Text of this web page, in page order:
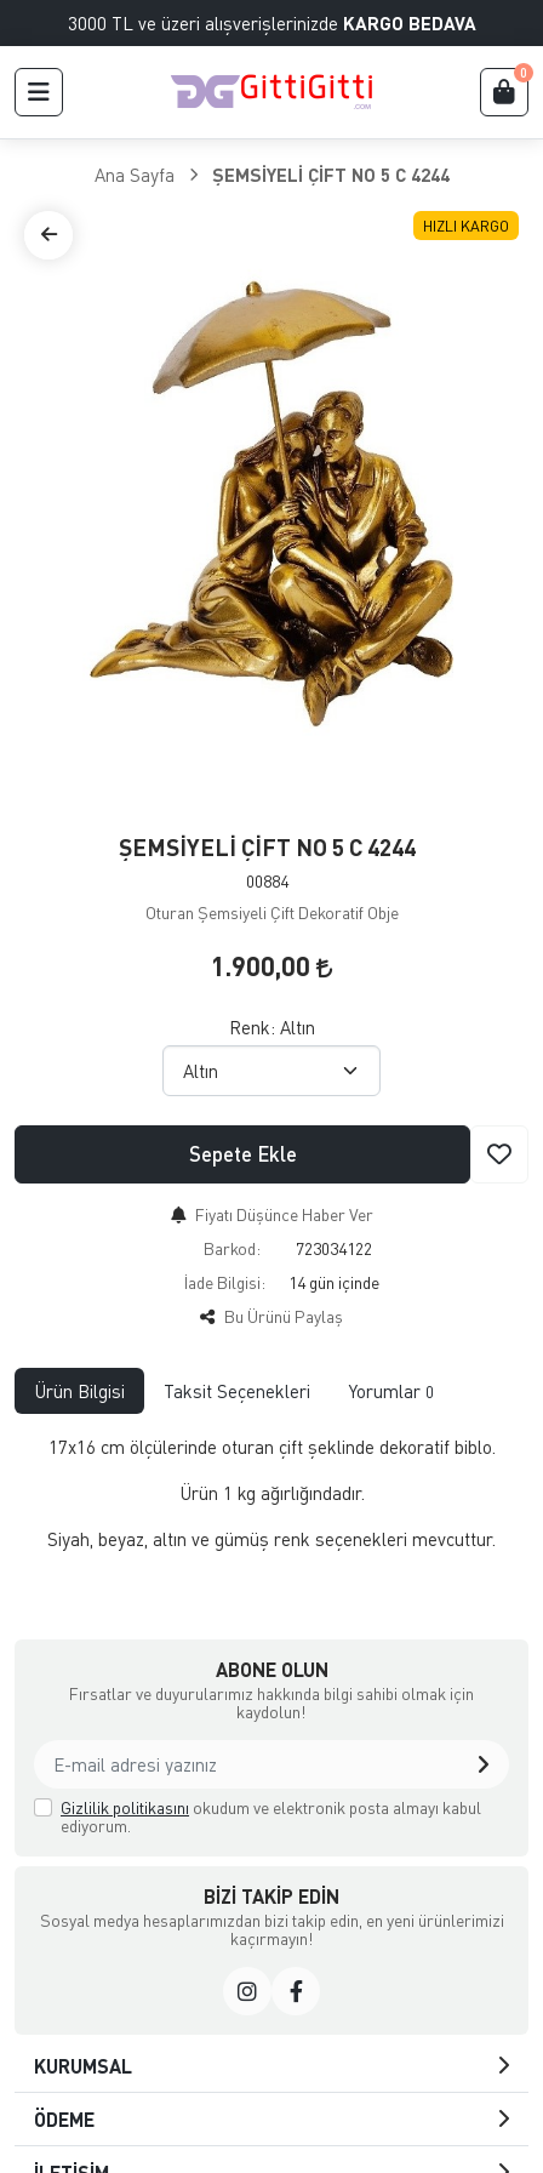
3000 TL ve üzeri alışverişlerinizde KARGO BEDAVA
0
Ana Sayfa ŞEMSİYELİ ÇİFT NO 5 C 4244
HIZLI KARGO
ŞEMSİYELİ ÇİFT NO 5 C 4244
00884
Oturan Şemsiyeli Çift Dekoratif Obje
1.900,00
Renk: Altın
Sepete Ekle
Fiyatı Düşünce Haber Ver
Barkod:
723034122
İade Bilgisi:
Bu Ürünü Paylaş
Ürün Bilgisi Taksit Seçenekleri Yorumlar 0
17x16 cm ölçülerinde oturan çift şeklinde dekoratif biblo.
Ürün 1 kg ağırlığındadır.
Siyah, beyaz, altın ve gümüş renk seçenekleri mevcuttur.
ABONE OLUN
Fırsatlar ve duyurularımız hakkında bilgi sahibi olmak için
kaydolun!
Gizlilik politikasını okudum ve elektronik posta almayı kabul
ediyorum.
BIZI TAKIP EDIN
Sosyal medya hesaplarımızdan bizi takip edin, en yeni ürünlerimizi
kaçırmayın!
KURUMSAL
ÖDEME